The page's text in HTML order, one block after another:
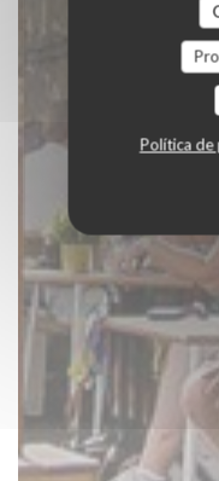
Política de